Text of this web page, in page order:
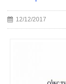
12/12/2017